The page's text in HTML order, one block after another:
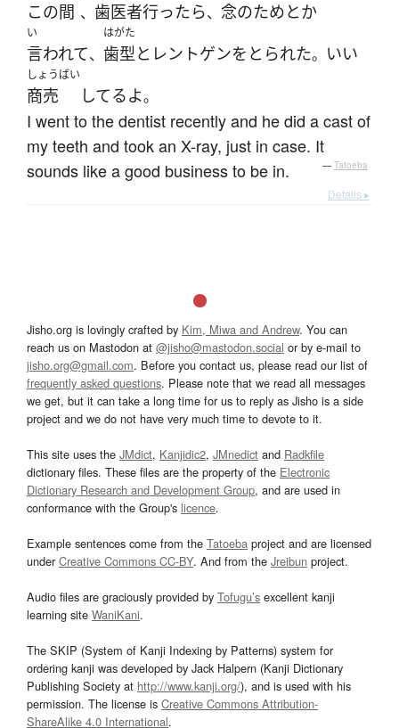
この間 、 歯医者行ったら、 念のためとか
い
言われて、
はがた
歯型と レントゲンを とられた。 いい
しょうばい
商売 してるよ。
I went to the dentist recently and he did a cast of
my teeth and took an X-ray, just in case. It
sounds like a good business to be in.
— Tatoeba
Details ▸
Jisho.org is lovingly crafted by Kim, Miwa and Andrew. You can
reach us on Mastodon at @jisho@mastodon.social or by e-mail to
jisho.org@gmail.com. Before you contact us, please read our list of
frequently asked questions. Please note that we read all messages
we get, but it can take a long time for us to reply as Jisho is a side
project and we do not have very much time to devote to it.
This site uses the JMdict, Kanjidic2, JMnedict and Radkfile
dictionary files. These files are the property of the Electronic
Dictionary Research and Development Group, and are used in
conformance with the Group's licence.
Example sentences come from the Tatoeba project and are licensed
underCreative Commons CC-BY. And from the Jreibun project.
Audio files are graciously provided by Tofugu’s excellent kanji
learning site WaniKani.
The SKIP (System of Kanji Indexing by Patterns) system for
ordering kanji was developed by Jack Halpern (Kanji Dictionary
Publishing Society at http://www.kanji.org/), and is used with his
permission. The license is Creative Commons Attribution-
ShareAlike 4.0 International.